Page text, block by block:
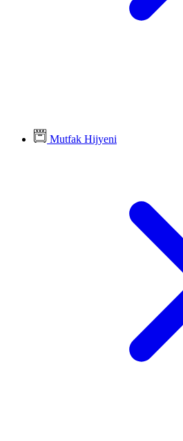
Mutfak Hijyeni